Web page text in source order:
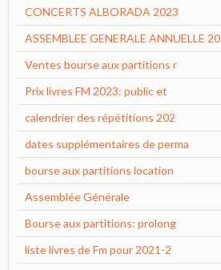
CONCERTS ALBORADA 2023
ASSEMBLEE GENERALE ANNUELLE 20
Ventes bourse aux partitions r
Prix livres FM 2023: public et
calendrier des répétitions 202
dates supplémentaires de perma
bourse aux partitions location
Assemblée Générale
Bourse aux partitions: prolong
liste livres de Fm pour 2021-2